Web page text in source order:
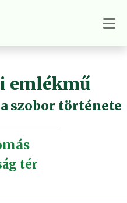
emlékmű
szobor története
tér